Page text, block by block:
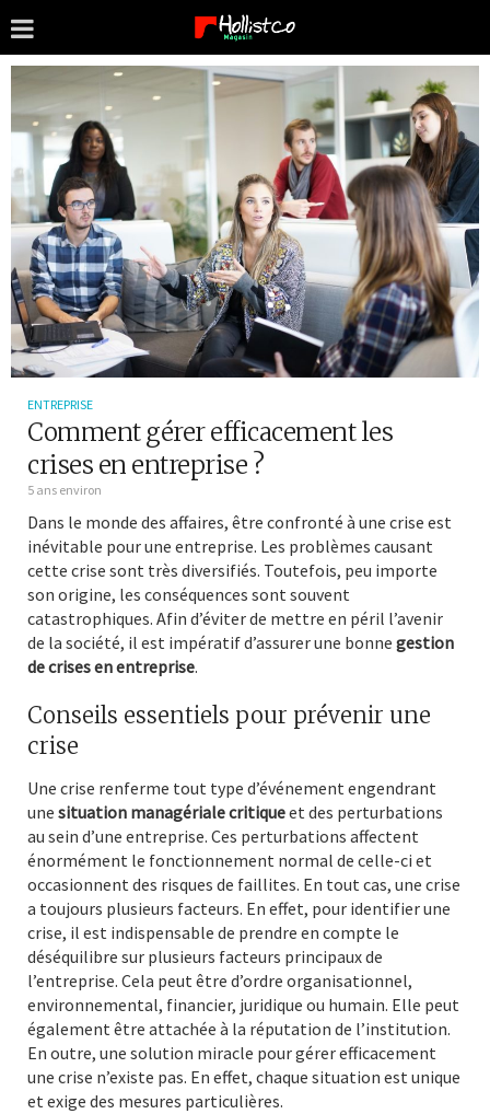
ENTREPRISE
Comment gérer efficacement les
crises en entreprise ?
5 ans environ
Dans le monde des affaires, être confronté à une crise est
inévitable pour une entreprise. Les problèmes causant
cette crise sont très diversifiés. Toutefois, peu importe
son origine, les conséquences sont souvent
catastrophiques. Afin d’éviter de mettre en péril l’avenir
de la société, il est impératif d’assurer une bonne gestion
de crises en entreprise.
Conseils essentiels pour prévenir une
crise
Une crise renferme tout type d’événement engendrant
une situation managériale critiqueet des perturbations
au sein d’une entreprise. Ces perturbations affectent
énormément le fonctionnement normal de celle-ci et
occasionnent des risques de faillites. En tout cas, une crise
a toujours plusieurs facteurs. En effet, pour identifier une
crise, il est indispensable de prendre en compte le
déséquilibre sur plusieurs facteurs principaux de
l’entreprise. Cela peut être d’ordre organisationnel,
environnemental, financier, juridique ou humain. Elle peut
également être attachée à la réputation de l’institution.
En outre, une solution miracle pour gérer efficacement
une crise n’existe pas. En effet, chaque situation est unique
et exige des mesures particulières.